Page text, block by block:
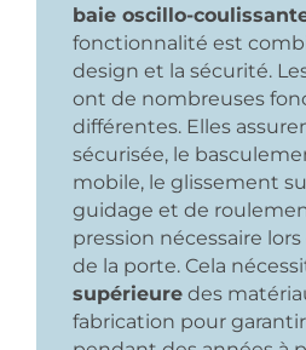
baie oscillo-
fonctionnalité est
design et la sécurité.
ont de nombreuses
différentes. Elles
sécurisée, le
mobile, le glissement
guidage et de
pression nécessaire
de la porte. Cela
supérieure des
fabrication pour